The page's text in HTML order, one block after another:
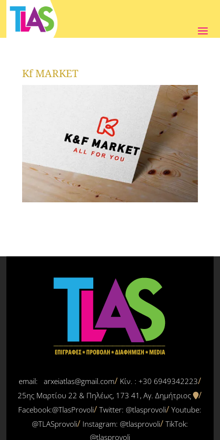
Kf MARKET
email: arxeiatlas@gmail.com
Κίν. : +30 6949342223
25ης Μαρτίου 22 & Πηλέως, 173 41, Αγ. Δημήτριος
Facebook:@TlasProvoli Twitter:@tlasprovoli Youtube:
@TLASprovoli
Instagram: @tlasprovoli TikTok:
@tlasprovoli